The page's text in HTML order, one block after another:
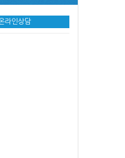
라인상담